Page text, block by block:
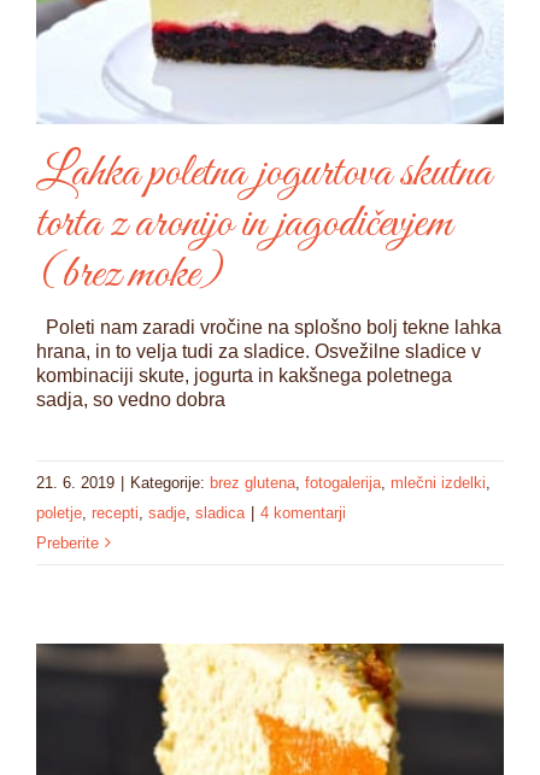
Lahka poletna jogurtova skutna
torta z aronijo in jagodičevjem
(brez moke)
Poleti nam zaradi vročine na splošno bolj tekne lahka
hrana, in to velja tudi za sladice. Osvežilne sladice v
kombinaciji skute, jogurta in kakšnega poletnega
sadja, so vedno dobra
21. 6. 2019 Kategorije: brez glutena fotogalerija mlečni izdelki
poletje recepti sadje sladica
4 komentarji
Preberite